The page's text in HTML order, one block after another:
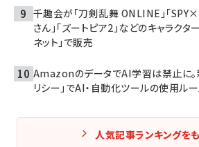
千趣会が「刀剣乱舞 ONLINE」「
さん」「ズートピア2」などのキャラクタ
ネット」で販売
AmazonのデータでAI学習は禁止に。
リシー」でAI・自動化ツールの使用ル
人気記事ランキングを